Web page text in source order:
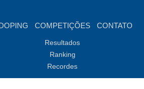
COMPETIÇÕES
Resultados
Ranking
Recordes
CONTATO